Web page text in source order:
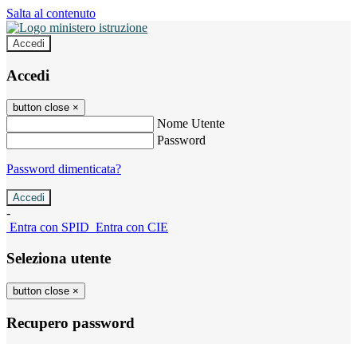
Salta al contenuto
Accedi
Accedi
button close ×
Nome Utente
Password
Password dimenticata?
-
Entra con SPID Entra con CIE
Seleziona utente
button close ×
Recupero password